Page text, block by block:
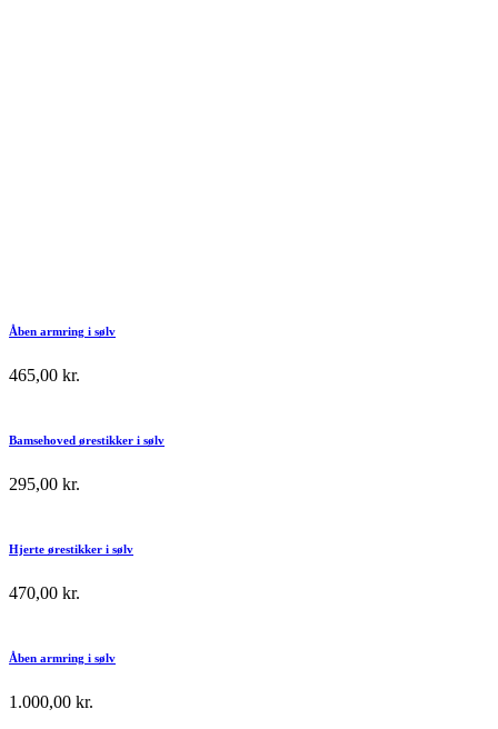
Åben armring i sølv
465,00 kr.
Bamsehoved ørestikker i sølv
295,00 kr.
Hjerte ørestikker i sølv
470,00 kr.
Åben armring i sølv
1.000,00 kr.